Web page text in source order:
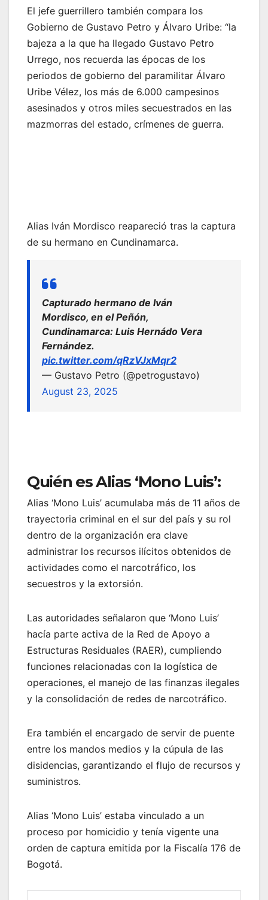
El jefe guerrillero también compara los
Gobierno de Gustavo Petro y Álvaro Uribe: “la
bajeza a la que ha llegado Gustavo Petro
Urrego, nos recuerda las épocas de los
periodos de gobierno del paramilitar Álvaro
Uribe Vélez, los más de 6.000 campesinos
asesinados y otros miles secuestrados en las
mazmorras del estado, crímenes de guerra.
Alias Iván Mordisco reapareció tras la captura
de su hermano en Cundinamarca.
Capturado hermano de Iván
Mordisco, en el Peñón,
Cundinamarca: Luis Hernádo Vera
Fernández.
pic.twitter.com/qRzVJxMqr2
— Gustavo Petro (@petrogustavo)
August 23, 2025
Quién es Alias ‘Mono Luis’:
Alias ‘Mono Luis’ acumulaba más de 11 años de
trayectoria criminal en el sur del país y su rol
dentro de la organización era clave
administrar los recursos ilícitos obtenidos de
actividades como el narcotráfico, los
secuestros y la extorsión.
Las autoridades señalaron que ‘Mono Luis’
hacía parte activa de la Red de Apoyo a
Estructuras Residuales (RAER), cumpliendo
funciones relacionadas con la logística de
operaciones, el manejo de las finanzas ilegales
y la consolidación de redes de narcotráfico.
Era también el encargado de servir de puente
entre los mandos medios y la cúpula de las
disidencias, garantizando el flujo de recursos y
suministros.
Alias ‘Mono Luis’ estaba vinculado a un
proceso por homicidio y tenía vigente una
orden de captura emitida por la Fiscalía 176 de
Bogotá.